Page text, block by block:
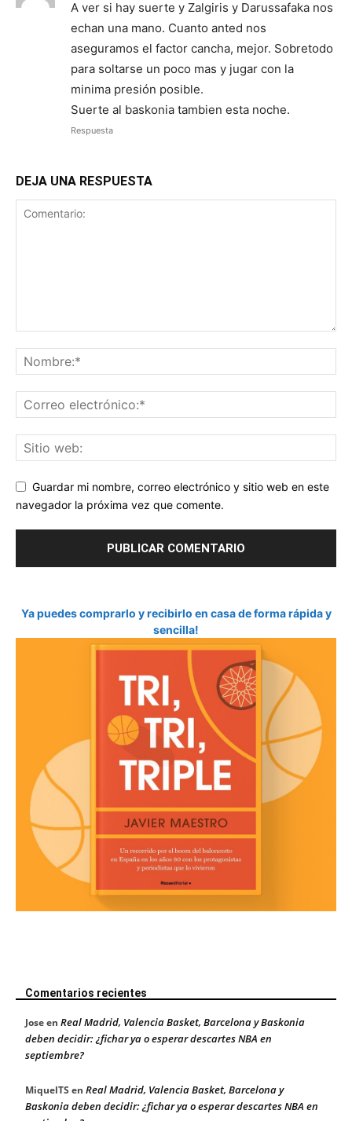
A ver si hay suerte y Zalgiris y Darussafaka nos
echan una mano. Cuanto anted nos
aseguramos el factor cancha, mejor. Sobretodo
para soltarse un poco mas y jugar con la
minima presión posible.
Suerte al baskonia tambien esta noche.
Respuesta
DEJA UNA RESPUESTA
Guardar mi nombre, correo electrónico y sitio web en este
navegador la próxima vez que comente.
Ya puedes comprarlo y recibirlo en casa de forma rápida y
sencilla!
Comentarios recientes
Joseen Real Madrid, Valencia Basket, Barcelona y Baskonia
deben decidir: ¿fichar ya o esperar descartes NBA en
septiembre?
MiquelTS en Real Madrid, Valencia Basket, Barcelona y
Baskonia deben decidir: ¿fichar ya o esperar descartes NBA en